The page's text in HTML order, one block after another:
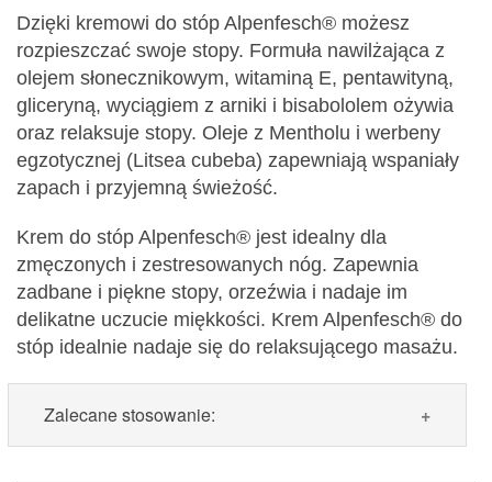
Dzięki kremowi do stóp Alpenfesch® możesz
rozpieszczać swoje stopy. Formuła nawilżająca z
olejem słonecznikowym, witaminą E, pentawityną,
gliceryną, wyciągiem z arniki i bisabololem ożywia
oraz relaksuje stopy. Oleje z Mentholu i werbeny
egzotycznej (Litsea cubeba) zapewniają wspaniały
zapach i przyjemną świeżość.
Krem do stóp Alpenfesch® jest idealny dla
zmęczonych i zestresowanych nóg. Zapewnia
zadbane i piękne stopy, orzeźwia i nadaje im
delikatne uczucie miękkości. Krem Alpenfesch® do
stóp idealnie nadaje się do relaksującego masażu.
Zalecane stosowanie: